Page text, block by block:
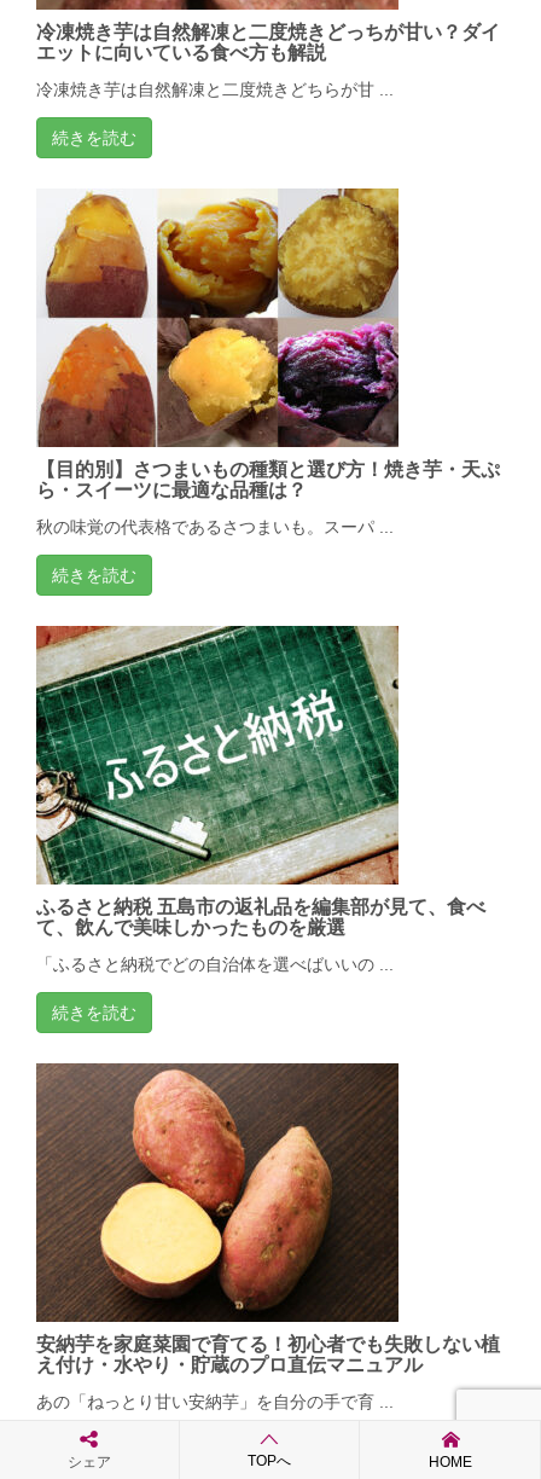
冷凍焼き芋は自然解凍と二度焼きどっちが甘い？ダイ
エットに向いている食べ方も解説
冷凍焼き芋は自然解凍と二度焼きどちらが甘 ...
続きを読む
【目的別】さつまいもの種類と選び方！焼き芋・天ぷ
ら・スイーツに最適な品種は？
秋の味覚の代表格であるさつまいも。スーパ ...
続きを読む
ふるさと納税 五島市の返礼品を編集部が見て、食べ
て、飲んで美味しかったものを厳選
「ふるさと納税でどの自治体を選べばいいの ...
続きを読む
安納芋を家庭菜園で育てる！初心者でも失敗しない植
え付け・水やり・貯蔵のプロ直伝マニュアル
あの「ねっとり甘い安納芋」を自分の手で育 ...
続きを読む
シェア TOPへ HOME